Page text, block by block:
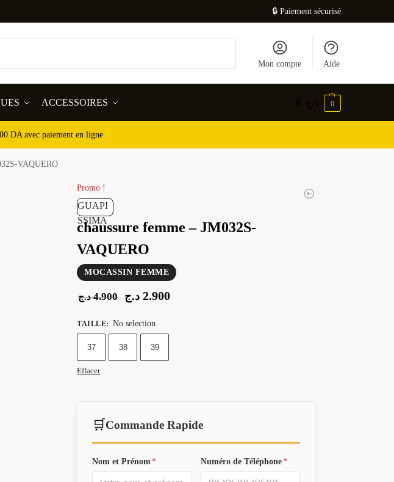
🔒 Paiement sécurisé
Mon compte Aide
ACCESSOIRES 0
DA avec paiement en ligne
VAQUERO
Promo !
GUAPI
SSIMA
chaussure femme – JM032S-
VAQUERO
MOCASSIN FEMME
4.900 د.ج 2.900 د.ج
TAILLE: No selection
37 38 39
Effacer
🛒Commande Rapide
Nom et Prénom * Numéro de Téléphone*